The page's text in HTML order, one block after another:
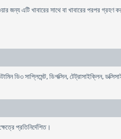
জন্য এটি খাবারের সাথে বা খাবারের পরপর গ্রহণ
ডি৩ সাপ্লিমেন্ট, ডিগক্সিন, টেট্রাসাইক্লিন,
প্রতিনির্দেশিত।